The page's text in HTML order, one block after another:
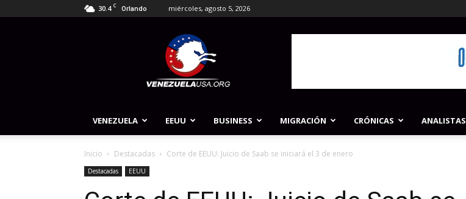
30.4 C Orlando miércoles, agosto 5, 2026
Venezuela
USA
VENEZUELA EEUU BUSINESS MIGRACIÓN CRÓNICAS ANALISTAS
Inicio Destacadas Corte de EEUU: Juicio de Saab se iniciará el 3 de enero
Destacadas EEUU